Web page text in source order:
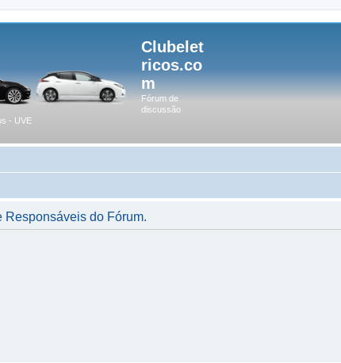
Clubelet
ricos.co
m
Fórum de
discussão
- UVE
Responsáveis do Fórum.